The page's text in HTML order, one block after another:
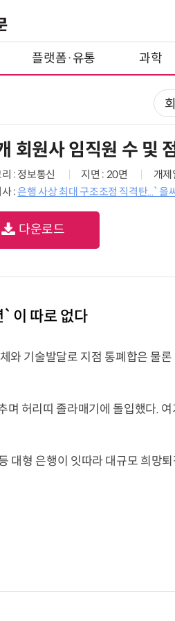
플랫폼·유통 과학
회원사 임직원 수 및
: 정보통신 지면 : 20면
개
사 :은행 사상 최대 구조조정 직격탄...`을
다운로드
`이 따로 없다
와 기술발달로 지점 통폐합은 물
허리띠 졸라매기에 돌입했다.
대형 은행이 잇따라 대규모 희망